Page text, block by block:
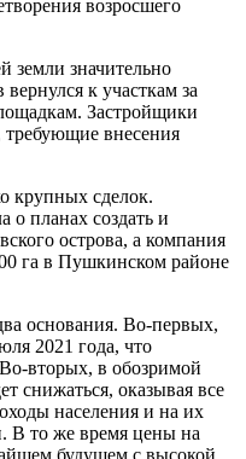
возросшего
земли значительно
к участкам за
Застройщики
требующие внесения
крупных сделок.
планах создать и
острова, а компания
га в Пушкинском районе
основания. Во-первых,
2021 года, что
вторых, в обозримой
снижаться, оказывая все
населения и на их
В то же время цены на
будущем с высокой